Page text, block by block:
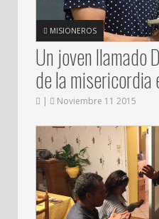
MISIONEROS
Un joven llamado
de la misericordia
| Noviembre 11 2015